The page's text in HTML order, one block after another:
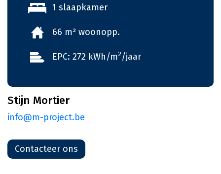
1 slaapkamer
66 m² woonopp.
EPC: 272 kWh/m2/jaar
Stijn Mortier
info@m-project.be
Contacteer ons